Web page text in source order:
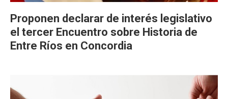
Proponen declarar de interés legislativo
el tercer Encuentro sobre Historia de
Entre Ríos en Concordia